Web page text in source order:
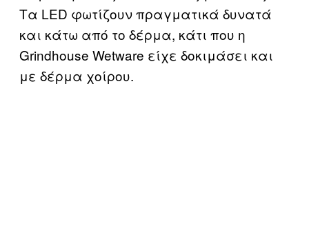
Τα LED φωτίζουν πραγματικά δυνατά
και κάτω από το δέρμα, κάτι που η
Grindhouse Wetware είχε δοκιμάσει και
με δέρμα χοίρου.